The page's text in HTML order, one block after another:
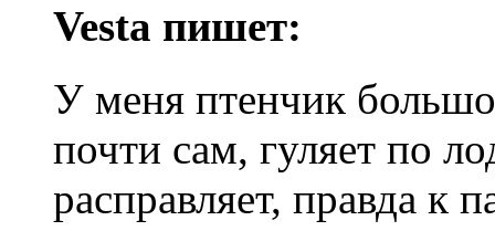
Vesta пишет:
У меня птенчик
почти сам, гуляет по
расправляет, правда к